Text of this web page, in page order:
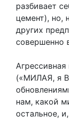
разбивает
цемент), но,
других
совершенно
(«МИЛАЯ, я
нам, какой
остальное,